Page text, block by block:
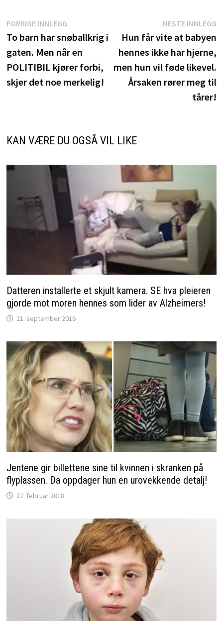
Innleggsnavigasjon
FORRIGE INNLEGGForrige
innlegg:
To barn har snøballkrig i
gaten. Men når en
POLITIBIL kjører forbi,
skjer det noe merkelig!
NESTE INNLEGG
Hun får vite at babyen
hennes ikke har hjerne,
men hun vil føde likevel.
Årsaken rører meg til
tårer!
KAN VÆRE DU OGSÅ VIL LIKE
Datteren installerte et skjult kamera. SE hva pleieren
gjorde mot moren hennes som lider av Alzheimers!
21. september 2016
Jentene gir billettene sine til kvinnen i skranken på
flyplassen. Da oppdager hun en urovekkende detalj!
27. februar 2018